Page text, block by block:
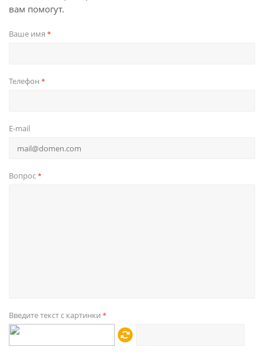
вам помогут.
Ваше имя *
Телефон *
E-mail
Вопрос*
Введите текст с картинки *